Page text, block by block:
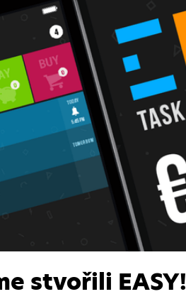
stvořili EASY!